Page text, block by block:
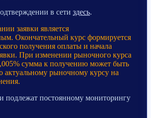
в сети здесь.
заявки является
Окончательный курс формируется
получения оплаты и начала
При изменении рыночного курса
сумма к получению может быть
актуальному рыночному курсу на
подлежат постоянному мониторингу